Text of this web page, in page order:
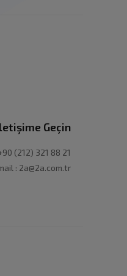
Geçin
(212) 321 88 21
: 2a@2a.com.tr